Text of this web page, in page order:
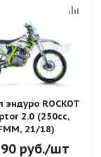
ROCKOT
2.0 (250сс,
21/18)
руб./шт